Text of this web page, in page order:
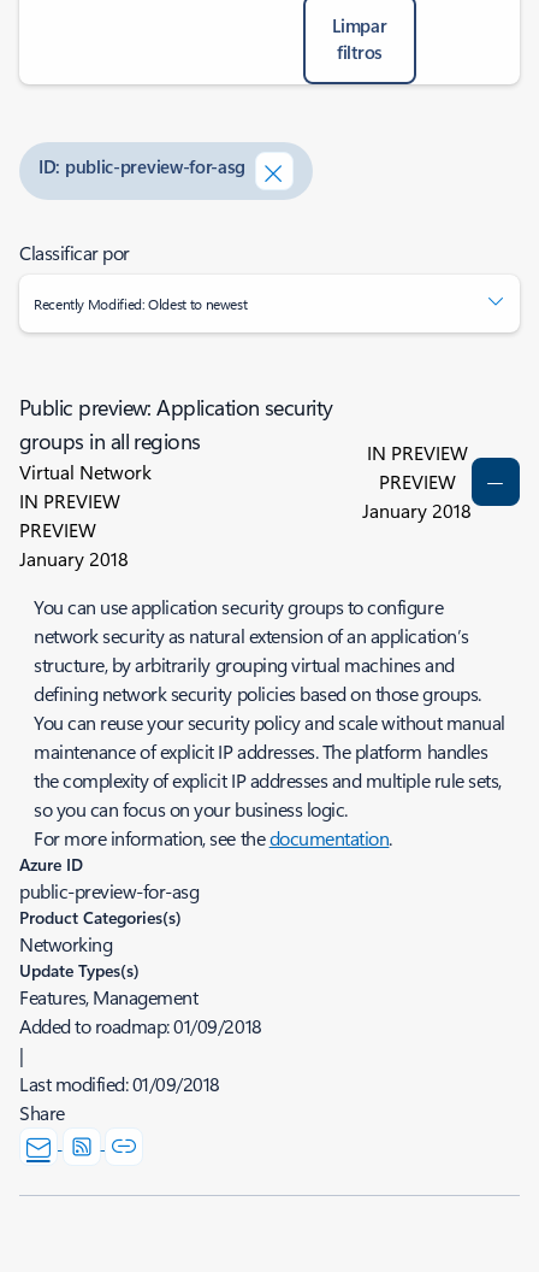
Limpar
filtros
ID: public-preview-for-asg
Classificar por
Recently Modified: Oldest to newest
Public preview: Application security
groups in all regions
Virtual Network
IN PREVIEW
PREVIEW
January 2018
IN PREVIEW
PREVIEW
January 2018
You can use application security groups to configure
network security as natural extension of an application’s
structure, by arbitrarily grouping virtual machines and
defining network security policies based on those groups.
You can reuse your security policy and scale without manual
maintenance of explicit IP addresses. The platform handles
the complexity of explicit IP addresses and multiple rule sets,
so you can focus on your business logic.
For more information, see thedocumentation.
Azure ID
public-preview-for-asg
Product Categories(s)
Networking
Update Types(s)
Features, Management
Added to roadmap:01/09/2018
|
Last modified:01/09/2018
Share